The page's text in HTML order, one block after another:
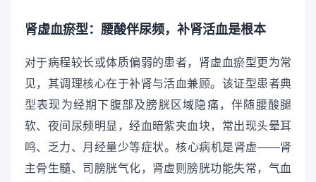
肾虚血瘀型：腰酸伴尿频，补肾活血是根本
对于病程较长或体质偏弱的患者，肾虚血瘀型更为常
见，其调理核心在于补肾与活血兼顾。该证型患者典
型表现为经期下腹部及膀胱区域隐痛，伴随腰酸腿
软、夜间尿频明显，经血暗紫夹血块，常出现头晕耳
鸣、乏力、月经量少等症状。核心病机是肾虚——肾
主骨生髓、司膀胱气化，肾虚则膀胱功能失常，气血